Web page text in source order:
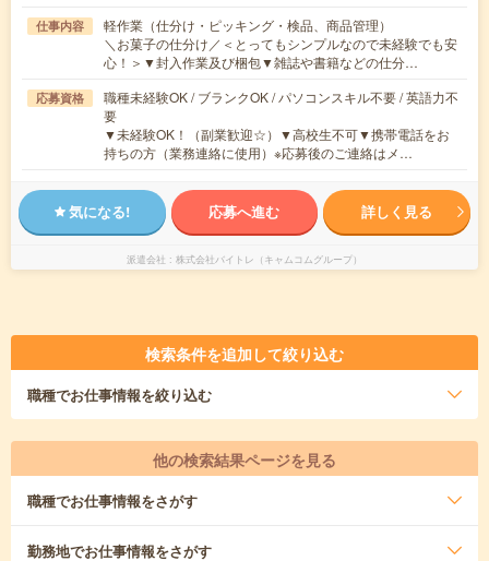
仕事内容
軽作業（仕分け・ピッキング・検品、商品管理）
＼お菓子の仕分け／＜とってもシンプルなので未経験でも安
心！＞▼封入作業及び梱包▼雑誌や書籍などの仕分…
応募資格
職種未経験OK / ブランクOK / パソコンスキル不要 / 英語力不
要
▼未経験OK！（副業歓迎☆）▼高校生不可▼携帯電話をお
持ちの方（業務連絡に使用）※応募後のご連絡はメ…
気になる! 応募へ進む 詳しく見る
派遣会社 株式会社バイトレ（キャムコムグループ）
検索条件を追加して絞り込む
職種でお仕事情報を絞り込む
他の検索結果ページを見る
職種でお仕事情報をさがす
勤務地でお仕事情報をさがす